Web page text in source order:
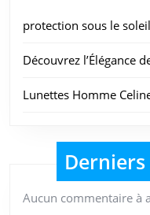
protection sous le soleil
Découvrez l’Élégance
Lunettes Homme
Aucun commentaire à